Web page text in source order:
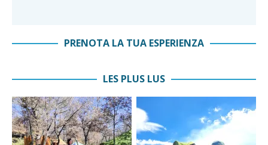
PRENOTA LA TUA ESPERIENZA
LES PLUS LUS